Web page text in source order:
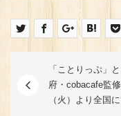
「ことりっぷ」
府・cobacafe監
（火）より全国